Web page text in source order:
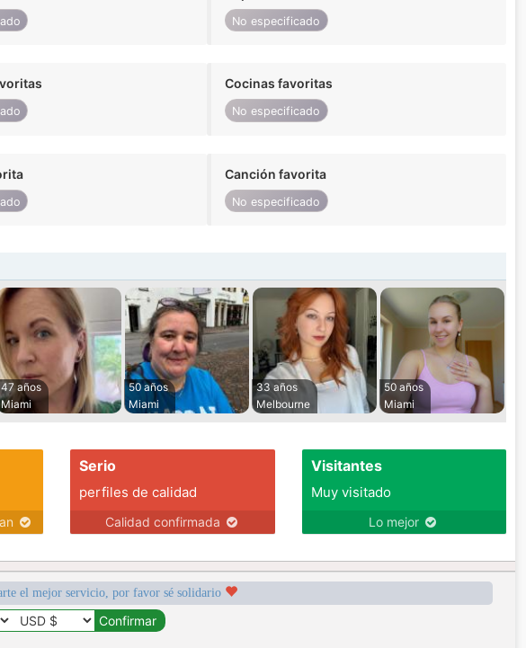
No especificado
Cocinas favoritas
No especificado
Canción favorita
No especificado
47 años
Miami
50 años
Miami
33 años
Melbourne
50 años
Miami
Serio
perfiles de calidad
Calidad confirmada
Visitantes
Muy visitado
Lo mejor
el mejor servicio, por favor sé solidario